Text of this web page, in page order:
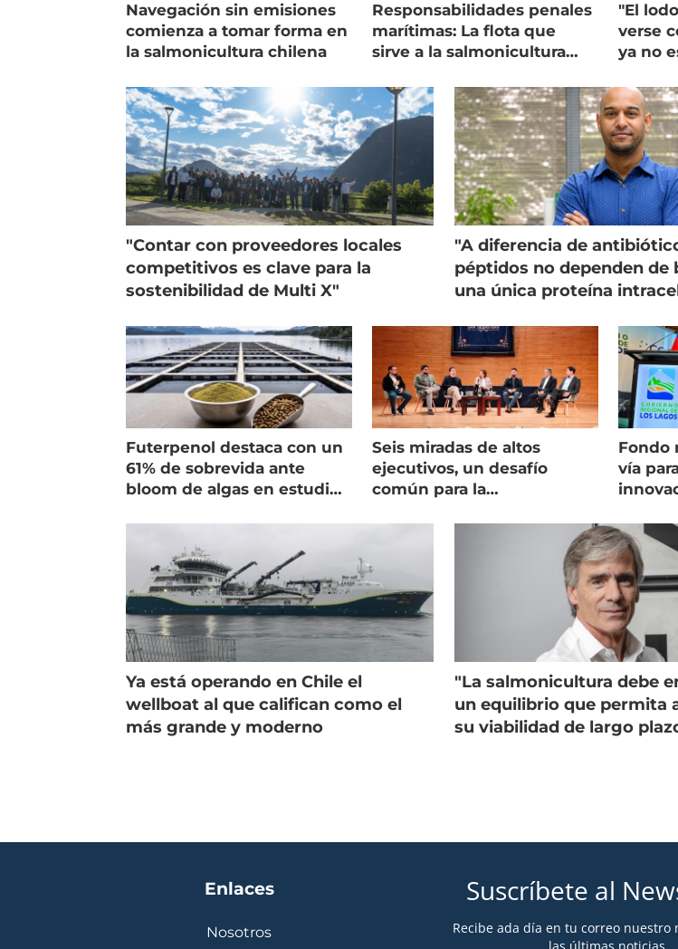
Navegación sin emisiones
comienza a tomar forma en
la salmonicultura chilena
Responsabilidades penales
marítimas: La flota que
sirve a la salmonicultura
"El
verse
ya no
"Contar con proveedores locales
competitivos es clave para la
sostenibilidad de Multi X"
"A diferencia de
péptidos no dependen de
una única proteína
Futerpenol destaca con un
61% de sobrevida ante
bloom de algas en estudio
Seis miradas de altos
ejecutivos, un desafío
común para la
Fondo
vía
Ya está operando en Chile el
wellboat al que califican como el
más grande y moderno
"La salmonicultura debe
un equilibrio que permita
su viabilidad de largo
Enlaces
Nosotros
Suscríbete al
Recibe ada día en tu correo nuestro